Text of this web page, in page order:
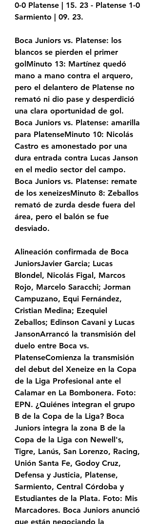
0-0 Platense | 15. 23 - Platense 1-0
Sarmiento | 09. 23.
Boca Juniors vs. Platense: los
blancos se pierden el primer
golMinuto 13: Martínez quedó
mano a mano contra el arquero,
pero el delantero de Platense no
remató ni dio pase y desperdició
una clara oportunidad de gol.
Boca Juniors vs. Platense: amarilla
para PlatenseMinuto 10: Nicolás
Castro es amonestado por una
dura entrada contra Lucas Janson
en el medio sector del campo.
Boca Juniors vs. Platense: remate
de los xeneizesMinuto 8: Zeballos
remató de zurda desde fuera del
área, pero el balón se fue
desviado.
Alineación confirmada de Boca
JuniorsJavier Garcia; Lucas
Blondel, Nicolás Figal, Marcos
Rojo, Marcelo Saracchi; Jorman
Campuzano, Equi Fernández,
Cristian Medina; Ezequiel
Zeballos; Edinson Cavani y Lucas
JansonArrancó la transmisión del
duelo entre Boca vs.
PlatenseComienza la transmisión
del debut del Xeneize en la Copa
de la Liga Profesional ante el
Calamar en La Bombonera. Foto:
EPN. ¿Quiénes integran el grupo
B de la Copa de la Liga? Boca
Juniors integra la zona B de la
Copa de la Liga con Newell's,
Tigre, Lanús, San Lorenzo, Racing,
Unión Santa Fe, Godoy Cruz,
Defensa y Justicia, Platense,
Sarmiento, Central Córdoba y
Estudiantes de la Plata. Foto: Mis
Marcadores. Boca Juniors anunció
que están negociando la